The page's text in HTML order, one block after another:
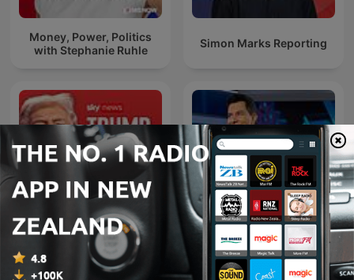
Money, Power, Politics
with Stephanie Ruhle
Simon Marks Reporting
TRUMP100
NBC Nightly News with
Tom Llamas